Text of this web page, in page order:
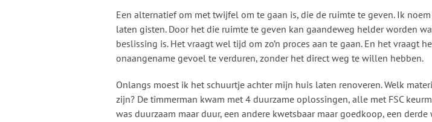
Een alternatief om met twijfel om te gaan is, die de ruimte te geven. Ik
laten gisten. Door het die ruimte te geven kan gaandeweg helder worden
beslissing is. Het vraagt wel tijd om zo’n proces aan te gaan. En het vraagt
onaangename gevoel te verduren, zonder het direct weg te willen hebben.
Onlangs moest ik het schuurtje achter mijn huis laten renoveren. Welk
zijn? De timmerman kwam met 4 duurzame oplossingen, alle met FSC
was duurzaam maar duur, een andere kwetsbaar maar goedkoop, een derde